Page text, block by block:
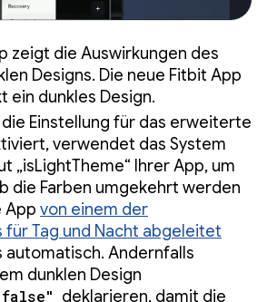
zeigt die Auswirkungen des
Designs. Die neue Fitbit App
dunkles Design.
Einstellung für das erweiterte
verwendet das System
„isLightTheme“ Ihrer App, um
die Farben umgekehrt werden
App von einem der
für Tag und Nacht abgeleitet
automatisch. Andernfalls
dunklen Design
deklarieren, damit die